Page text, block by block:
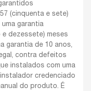
(cinquenta e sete)
garantia
e dezessete) meses
garantia de 10 anos,
contra defeitos
instalados com uma
credenciado
do produto. É